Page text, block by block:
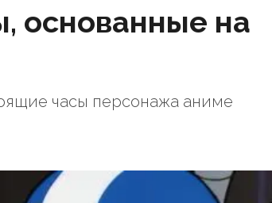
основанные на
часы персонажа аниме